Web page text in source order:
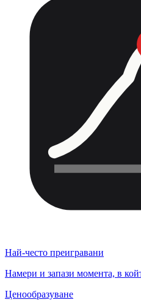
Най-често преигравани
Намери и запази момента, в
Ценообразуване